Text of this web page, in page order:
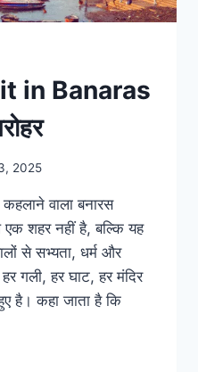
in Banaras
2025
वाला बनारस
शहर नहीं है, बल्कि यह
से सभ्यता, धर्म और
गली, हर घाट, हर मंदिर
है। कहा जाता है कि